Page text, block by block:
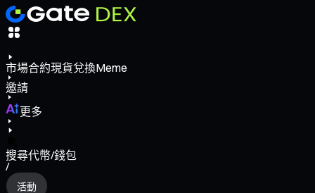
市場合約現貨兌換Meme
邀請
更多
搜尋代幣/錢包
/
活動